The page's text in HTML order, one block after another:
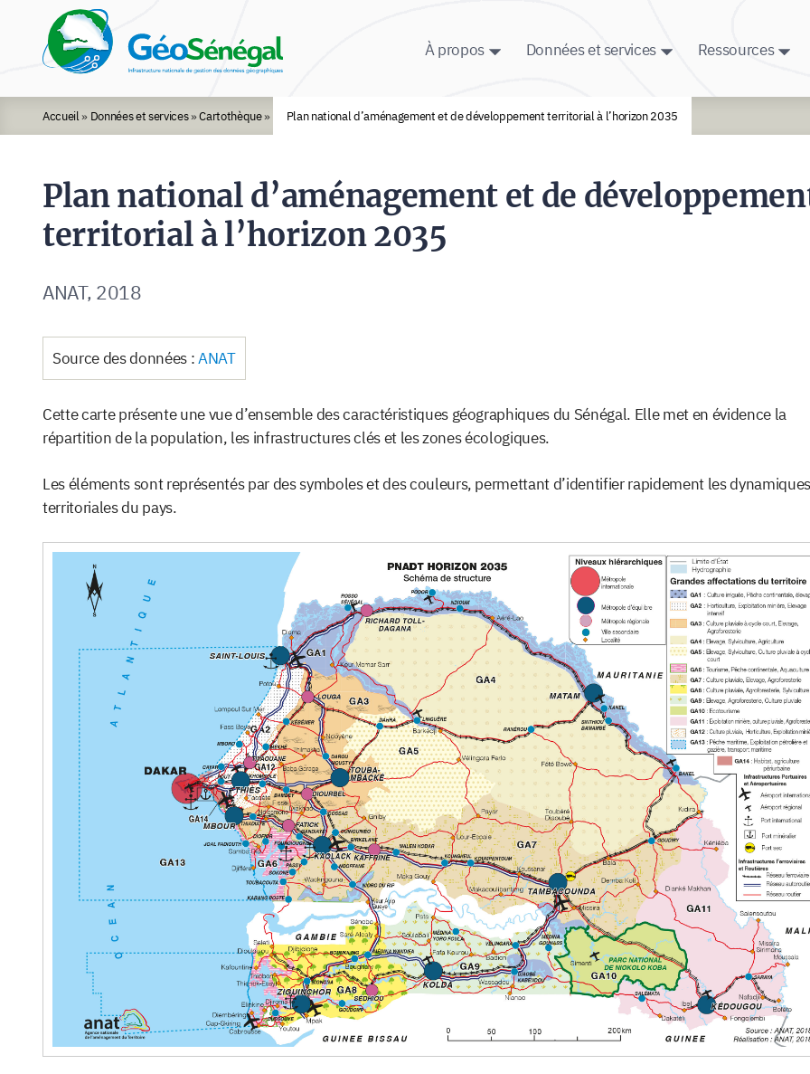
À propos Données et services Ressources
Rechercher :
Accueil» Données et services»Cartothèque» Plan national d’aménagement et de développement territorial à l’horizon 2035
Plan national d’aménagement et de
territorial à l’horizon 2035
ANAT, 2018
Source des données :ANAT
Cette carte présente une vue d’ensemble des caractéristiques géographiques du Sénégal. Elle met en évidence la
répartition de la population, les infrastructures clés et les zones écologiques.
Les éléments sont représentés par des symboles et des couleurs, permettant d’identifier rapidement les
territoriales du pays.